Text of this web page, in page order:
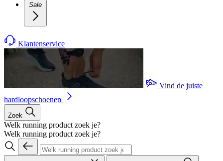
Sale
Klantenservice
Vind de juiste
hardloopschoenen
Zoek
Welk running product zoek je?
Welk running product zoek je?